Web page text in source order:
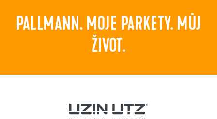
PALLMANN. MOJE PARKETY. MŮJ
ŽIVOT.